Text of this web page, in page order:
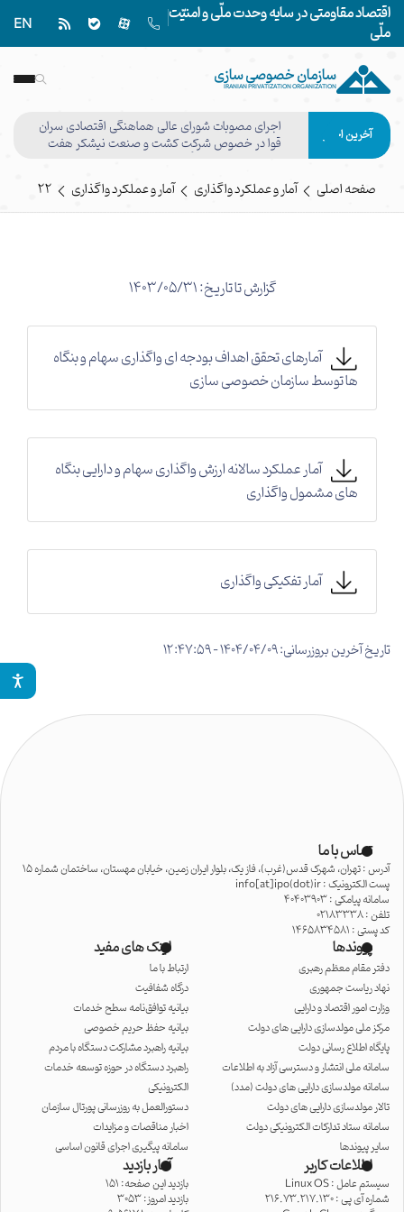
اقتصاد مقاومتی در سایه وحدت ملّی و امنیّت
ملّی
EN
سازمان خصوصی سازی
IRANIAN PRIVATIZATION ORGANIZATION
آخرین اخبار
اجرای مصوبات شورای عالی هماهنگی اقتصادی سران
قوا در خصوص شرکت کشت و صنعت نیشکر هفت
صفحه اصلی آمار و عملکرد واگذاری آمار و عملکرد واگذاری 22
گزارش تا تاریخ: 1403/05/31
آمارهای تحقق اهداف بودجه ای واگذاری سهام و بنگاه
ها توسط سازمان خصوصی سازی
آمار عملکرد سالانه ارزش واگذاری سهام و دارایی بنگاه
های مشمول واگذاری
آمار تفکیکی واگذاری
تاریخ آخرین بروزرسانی: 1404/04/09 - 12:47:59
تماس با ما
آدرس : تهران، شهرک قدس(غرب)، فاز یک، بلوار ایران زمین، خیابان مهستان، ساختمان شماره 15
پست الکترونیک : info[at]ipo(dot)ir
سامانه پیامکی : 40403903
تلفن : 02183338
کد پستی : 1465834581
پیوندها
دفتر مقام معظم رهبری
نهاد ریاست جمهوری
وزارت امور اقتصاد و دارایی
مرکز ملی مولدسازی دارایی های دولت
پایگاه اطلاع رسانی دولت
سامانه ملی انتشار و دسترسی آزاد به اطلاعات
سامانه مولدسازی دارایی های دولت (مدد)
تالار مولدسازی دارایی های دولت
سامانه ستاد تدارکات الکترونیکی دولت
سایر پیوندها
لینک های مفید
ارتباط با ما
درگاه شفافیت
بیانیه توافق‌نامه سطح خدمات
بیانیه حفظ حریم خصوصی
بیانیه راهبرد مشارکت دستگاه با مردم
راهبرد دستگاه در حوزه توسعه خدمات
الکترونیکی
دستورالعمل به روزرسانی پورتال سازمان
اخبار مناقصات و مزایدات
سامانه پیگیری اجرای قانون اساسی
اطلاعات کاربر
سیستم عامل :Linux OS
شماره آی پی :216.73.217.130
آمار بازدید
بازدید این صفحه: 151
بازدید امروز: 3053